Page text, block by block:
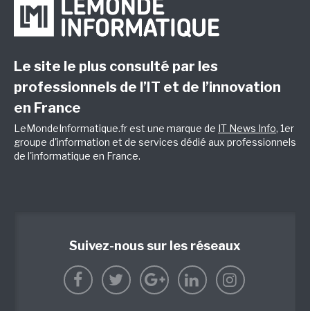
Le site le plus consulté par les
professionnels de l’IT et de l’innovation
en France
LeMondeInformatique.fr est une marque de IT News Info, 1er
groupe d'information et de services dédié aux professionnels
de l'informatique en France.
Suivez-nous sur les réseaux